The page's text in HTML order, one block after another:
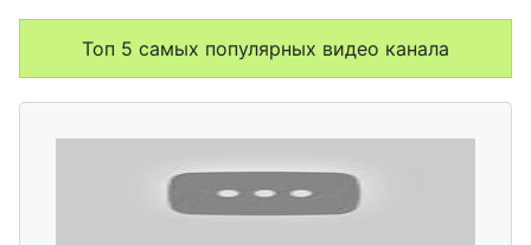
Топ 5 самых популярных видео канала